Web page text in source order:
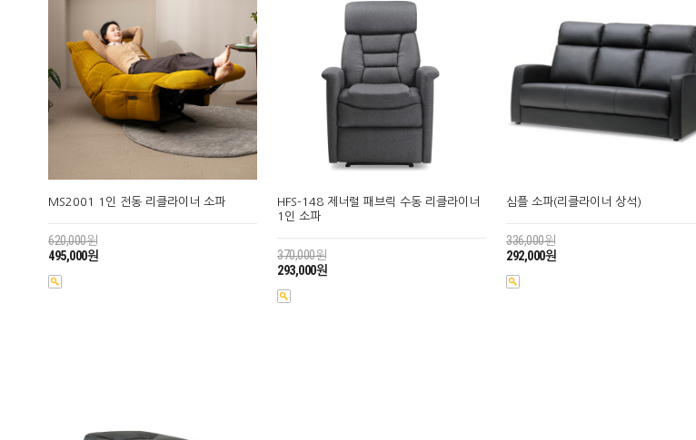
MS2001 1인 전동 리클라이너 소파
620,000원
495,000원
HFS-148 제너럴 패브릭 수동 리클라이너
1인 소파
370,000원
293,000원
심플 소파(리클라이너 상석)
336,000원
292,000원